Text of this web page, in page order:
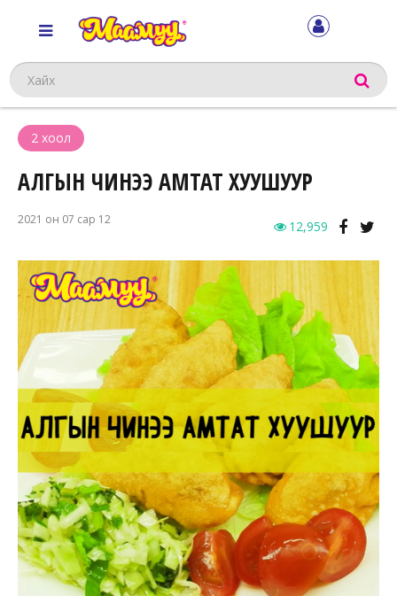
Хайх
2 хоол
АЛГЫН ЧИНЭЭ АМТАТ ХУУШУУР
2021 он 07 сар 12 12,959